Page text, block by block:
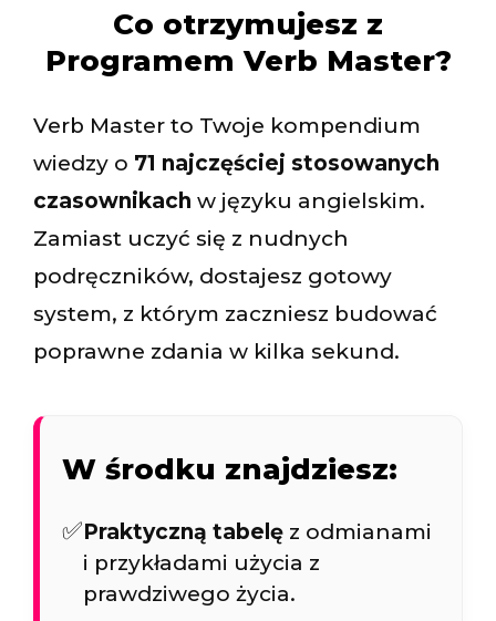
Co otrzymujesz z
Programem Verb Master?
Verb Master to Twoje kompendium
wiedzy o 71 najczęściej stosowanych
czasownikach w języku angielskim.
Zamiast uczyć się z nudnych
podręczników, dostajesz gotowy
system, z którym zaczniesz budować
poprawne zdania w kilka sekund.
W środku znajdziesz:
✅Praktyczną tabelę z odmianami
i przykładami użycia z
prawdziwego życia.